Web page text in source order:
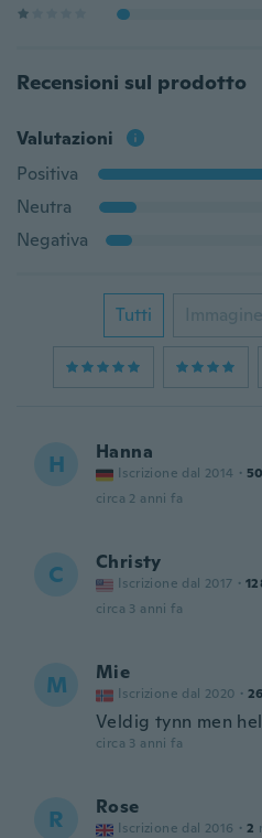
Recensioni sul prodotto
Valutazioni
Positiva
Neutra
Negativa
Tutti Immagine
H Hanna
Iscrizione dal 2014 · 50
circa 2 anni fa
C Christy
Iscrizione dal 2017 ·
circa 3 anni fa
M Mie
Iscrizione dal 2020 · 26
Veldig tynn men
circa 3 anni fa
R Rose
Iscrizione dal 2016 · 2